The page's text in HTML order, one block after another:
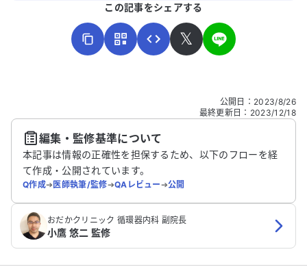
こちらは送信専用のフォームです。氏名やご自身の病気の詳細な
送信する
この記事をシェアする
𝕏
公開日 ： 2023/8/26
最終更新日 ： 2023/12/18
編集・監修基準について
本記事は情報の正確性を担保するため、以下のフローを経
て作成・公開されています。
Q作成➔医師執筆/監修➔QAレビュー➔公開
おだかクリニック 循環器内科 副院長
小鷹 悠二 監修